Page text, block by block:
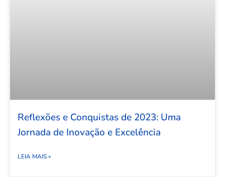
Reflexões e Conquistas de 2023: Uma
Jornada de Inovação e Excelência
LEIA MAIS »